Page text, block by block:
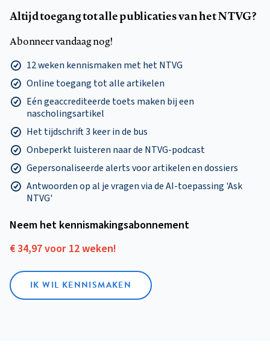
Altijd toegang tot alle publicaties van het NTVG?
Abonneer vandaag nog!
12 weken kennismaken met het NTVG
Online toegang tot alle artikelen
Eén geaccrediteerde toets maken bij een
nascholingsartikel
Het tijdschrift 3 keer in de bus
Onbeperkt luisteren naar de NTVG-podcast
Gepersonaliseerde alerts voor artikelen en dossiers
Antwoorden op al je vragen via de AI-toepassing 'Ask
NTVG'
Neem het kennismakings­abonnement
€ 34,97 voor 12 weken!
IK WIL KENNISMAKEN